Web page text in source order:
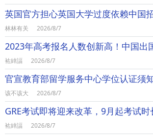
林林有关 2026/8/7
袏緈諨 2026/8/7
该不该大 2026/8/7
袏緈諨 2026/8/7